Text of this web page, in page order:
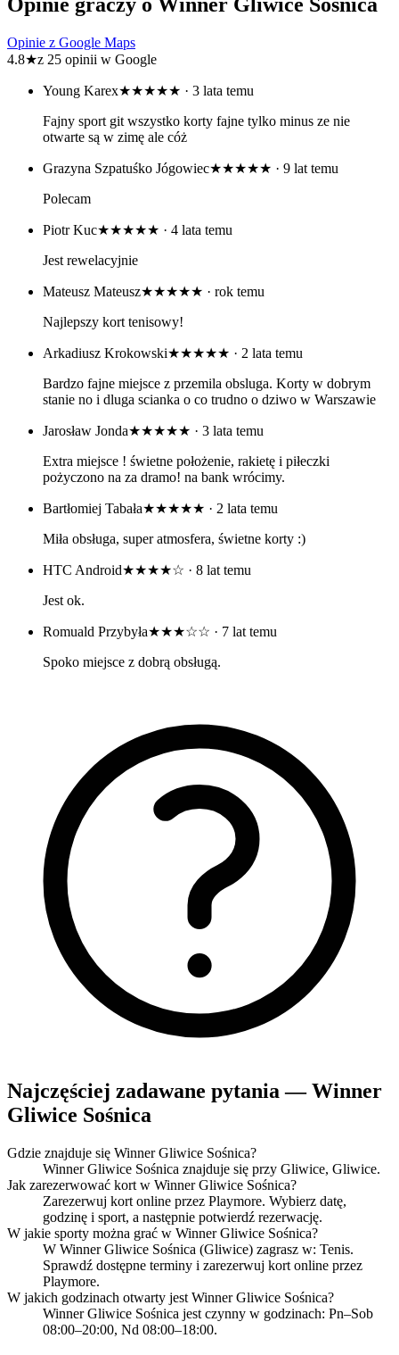
Opinie z Google Maps
4.8★z 25 opinii w Google
Young Karex★★★★★ · 3 lata temu
Fajny sport git wszystko korty fajne tylko minus ze nie
otwarte są w zimę ale cóż
Grazyna Szpatuśko Jógowiec★★★★★ · 9 lat temu
Polecam
Piotr Kuc★★★★★ · 4 lata temu
Jest rewelacyjnie
Mateusz Mateusz★★★★★ · rok temu
Najlepszy kort tenisowy!
Arkadiusz Krokowski★★★★★ · 2 lata temu
Bardzo fajne miejsce z przemila obsluga. Korty w dobrym
stanie no i dluga scianka o co trudno o dziwo w Warszawie
Jarosław Jonda★★★★★ · 3 lata temu
Extra miejsce ! świetne położenie, rakietę i piłeczki
pożyczono na za dramo! na bank wrócimy.
Bartłomiej Tabała★★★★★ · 2 lata temu
Miła obsługa, super atmosfera, świetne korty :)
HTC Android★★★★☆ · 8 lat temu
Jest ok.
Romuald Przybyła★★★☆☆ · 7 lat temu
Spoko miejsce z dobrą obsługą.
Najczęściej zadawane pytania — Winner
Gliwice Sośnica
Gdzie znajduje się Winner Gliwice Sośnica?
Winner Gliwice Sośnica znajduje się przy Gliwice, Gliwice.
Jak zarezerwować kort w Winner Gliwice Sośnica?
Zarezerwuj kort online przez Playmore. Wybierz datę,
godzinę i sport, a następnie potwierdź rezerwację.
W jakie sporty można grać w Winner Gliwice Sośnica?
W Winner Gliwice Sośnica (Gliwice) zagrasz w: Tenis.
Sprawdź dostępne terminy i zarezerwuj kort online przez
Playmore.
W jakich godzinach otwarty jest Winner Gliwice Sośnica?
Winner Gliwice Sośnica jest czynny w godzinach: Pn–Sob
08:00–20:00, Nd 08:00–18:00.